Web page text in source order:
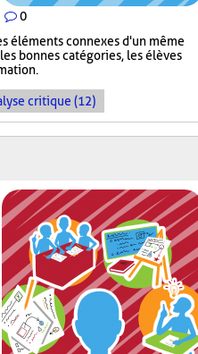
0
éléments connexes d'un même
bonnes catégories, les élèves
critique (12)